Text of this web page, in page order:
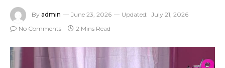
By admin June 23, 2026 Updated: July 21, 2026
No Comments
2 Mins Read